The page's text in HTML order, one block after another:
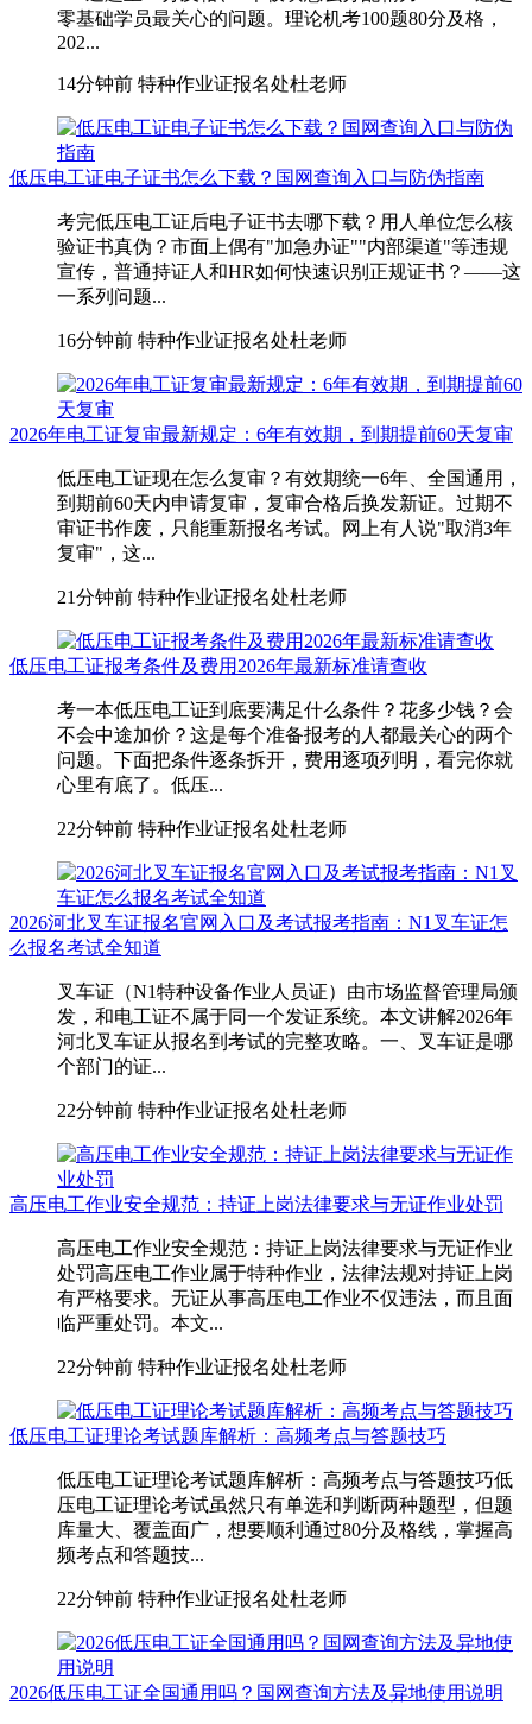
零基础学员最关心的问题。理论机考100题80分及格，
202...
14分钟前 特种作业证报名处杜老师
低压电工证电子证书怎么下载？国网查询入口与防伪指南
考完低压电工证后电子证书去哪下载？用人单位怎么核
验证书真伪？市面上偶有"加急办证""内部渠道"等违规
宣传，普通持证人和HR如何快速识别正规证书？——这
一系列问题...
16分钟前 特种作业证报名处杜老师
2026年电工证复审最新规定：6年有效期，到期提前60天复审
低压电工证现在怎么复审？有效期统一6年、全国通用，
到期前60天内申请复审，复审合格后换发新证。过期不
审证书作废，只能重新报名考试。网上有人说"取消3年
复审"，这...
21分钟前 特种作业证报名处杜老师
低压电工证报考条件及费用2026年最新标准请查收
考一本低压电工证到底要满足什么条件？花多少钱？会
不会中途加价？这是每个准备报考的人都最关心的两个
问题。下面把条件逐条拆开，费用逐项列明，看完你就
心里有底了。低压...
22分钟前 特种作业证报名处杜老师
2026河北叉车证报名官网入口及考试报考指南：N1叉车证怎
么报名考试全知道
叉车证（N1特种设备作业人员证）由市场监督管理局颁
发，和电工证不属于同一个发证系统。本文讲解2026年
河北叉车证从报名到考试的完整攻略。一、叉车证是哪
个部门的证...
22分钟前 特种作业证报名处杜老师
高压电工作业安全规范：持证上岗法律要求与无证作业处罚
高压电工作业安全规范：持证上岗法律要求与无证作业
处罚高压电工作业属于特种作业，法律法规对持证上岗
有严格要求。无证从事高压电工作业不仅违法，而且面
临严重处罚。本文...
22分钟前 特种作业证报名处杜老师
低压电工证理论考试题库解析：高频考点与答题技巧
低压电工证理论考试题库解析：高频考点与答题技巧低
压电工证理论考试虽然只有单选和判断两种题型，但题
库量大、覆盖面广，想要顺利通过80分及格线，掌握高
频考点和答题技...
22分钟前 特种作业证报名处杜老师
2026低压电工证全国通用吗？国网查询方法及异地使用说明